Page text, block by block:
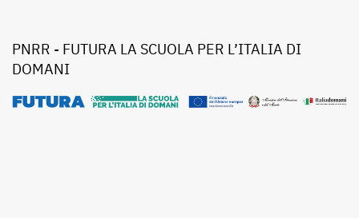
PNRR - FUTURA LA SCUOLA PER L’ITALIA DI
DOMANI